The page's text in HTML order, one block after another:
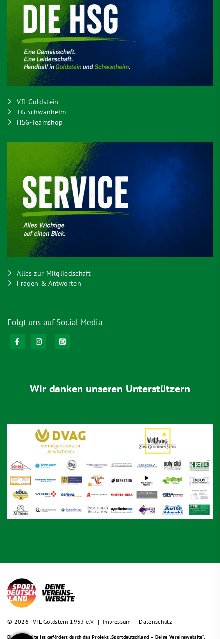
VfL Goldstein
TG Schwanheim
HSG-Teamshop
Alles zur Mitgliedschaft
Fragen & Antworten
Folgt uns auf Social Media
Wir danken unseren Unterstützern
© 2026 - VfL Goldstein 1953 e.V. | Impressum | Datenschutz
Diese Website ist gefördert durch das Projekt„Sportdeutschland – Deine Vereinswebsite”,